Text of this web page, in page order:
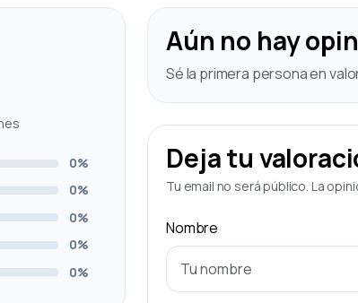
0%
0%
0%
0%
0%
Aún no hay
Sé la primera persona en
Deja tu
Tu email no será público. La
Nombre